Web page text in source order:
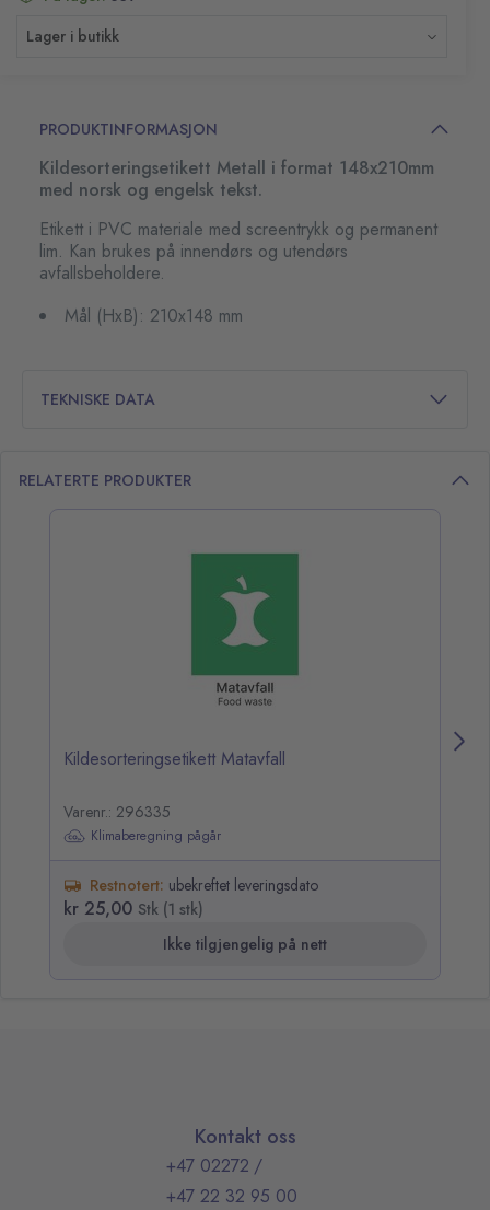
Lager i butikk
PRODUKTINFORMASJON
Kildesorteringsetikett Metall i format 148x210mm
med norsk og engelsk tekst.
Etikett i PVC materiale med screentrykk og permanent
lim. Kan brukes på innendørs og utendørs
avfallsbeholdere.
Mål (HxB): 210x148 mm
TEKNISKE DATA
RELATERTE PRODUKTER
Kildesorteringsetikett Matavfall
Varenr.: 296335
Klimaberegning pågår
Restnotert: ubekreftet leveringsdato
kr 25,00 Stk (1 stk)
Ikke tilgjengelig på nett
Kontakt oss
+47 02272 /
+47 22 32 95 00